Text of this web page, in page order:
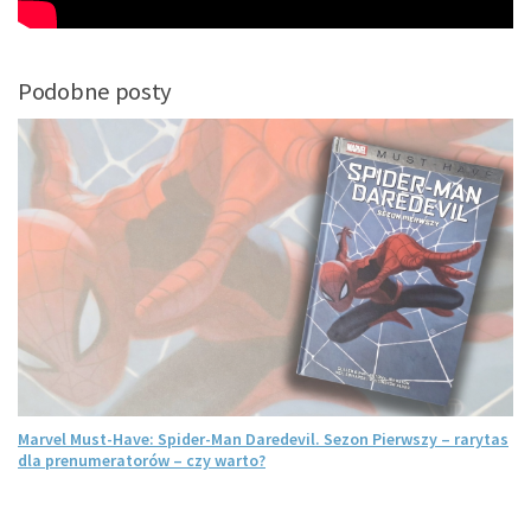
Podobne posty
Marvel Must-Have: Spider-Man Daredevil. Sezon Pierwszy – rarytas
dla prenumeratorów – czy warto?